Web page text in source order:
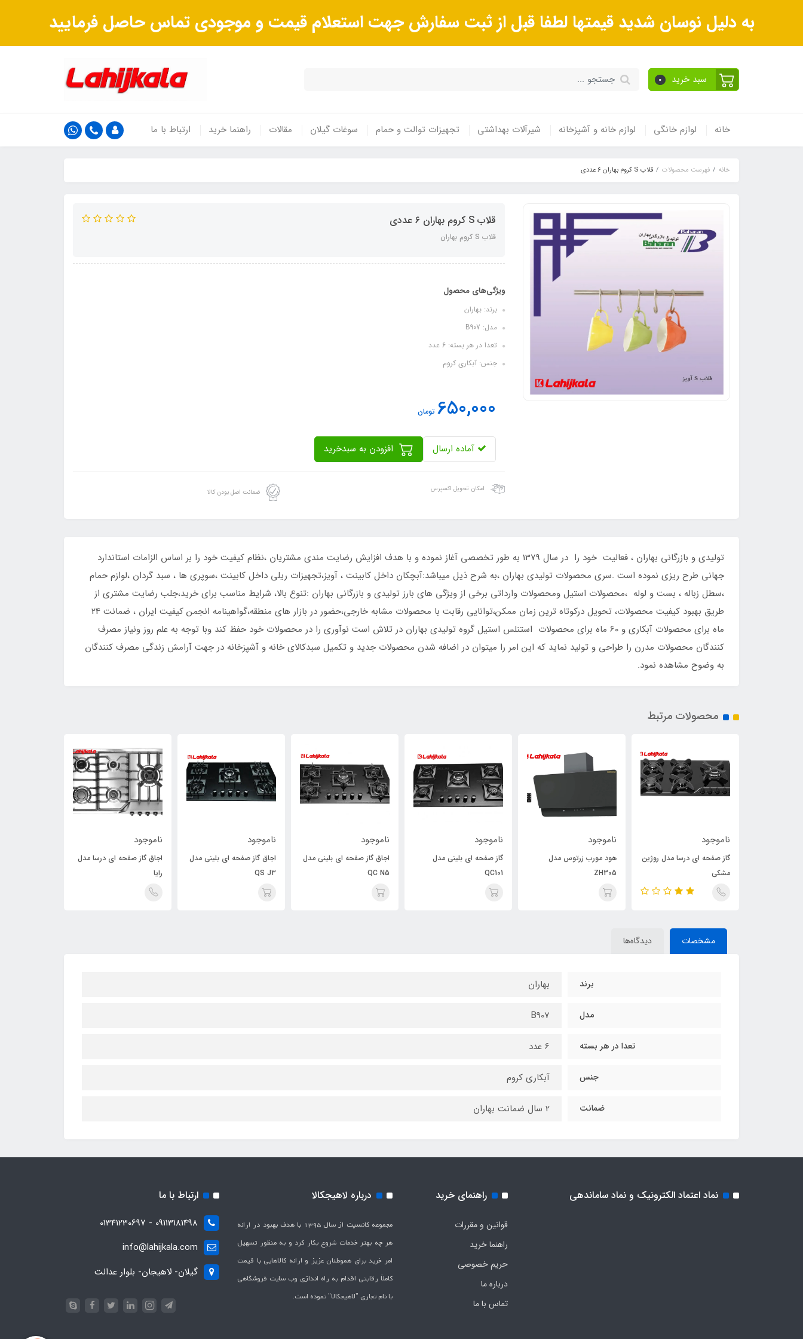
به دلیل نوسان شدید قیمتها لطفا قبل از ثبت سفارش جهت استعلام قیمت و موجودی تماس حاصل فرمایید
سبد خرید 0
خانه لوازم خانگی لوازم خانه و آشپزخانه شیرآلات بهداشتی تجهیزات توالت و حمام سوغات گیلان مقالات راهنما خرید ارتباط با ما
خانه فهرست محصولات قلاب S کروم بهاران 6 عددی
قلاب S کروم بهاران 6 عددی
قلاب S کروم بهاران
ویژگی‌های محصول
برند: بهاران
مدل: B907
تعدا در هر بسته: 6 عدد
جنس: آبکاری کروم
650,000تومان
آماده ارسال
امکان تحویل اکسپرس ضمانت اصل بودن کالا
تولیدی و بازرگانی بهاران ، فعالیت خود را در سال 1379 به طور تخصصی آغاز نموده و با هدف افزایش رضایت مندی مشتریان ،نظام کیفیت خود را بر اساس الزامات استاندارد
جهانی طرح ریزی نموده است .سری محصولات تولیدی بهاران ،به شرح ذیل میباشد:آبچکان داخل کابینت ، آویز،تجهیزات ریلی داخل کابینت ،سوپری ها ، سبد گردان ،لوازم حمام
،سطل زباله ، بست و لوله ،محصولات استیل ومحصولات وارداتی برخی از ویژگی های بارز تولیدی و بازرگانی بهاران :تنوع بالا، شرایط مناسب برای خرید،جلب رضایت مشتری از
طریق بهبود کیفیت محصولات، تحویل درکوتاه ترین زمان ممکن،توانایی رقابت با محصولات مشابه خارجی،حضور در بازار های منطقه،گواهینامه انجمن کیفیت ایران ، ضمانت 24
ماه برای محصولات آبکاری و 60 ماه برای محصولات استنلس استیل گروه تولیدی بهاران در تلاش است نوآوری را در محصولات خود حفظ کند وبا توجه به علم روز ونیاز مصرف
کنندگان محصولات مدرن را طراحی و تولید نماید که این امر را میتوان در اضافه شدن محصولات جدید و تکمیل سبدکالای خانه و آشپزخانه در جهت آرامش زندگی مصرف کنندگان
به وضوح مشاهده نمود.
محصولات مرتبط
ناموجود
گاز صفحه ای درسا مدل روژین
مشکی
ناموجود
هود مورب زرتوس مدل
ZH305
ناموجود
گاز صفحه ای بلینی مدل
QC101
ناموجود
اجاق گاز صفحه ای بلینی مدل
QC N5
ناموجود
اجاق گاز صفحه ای بلینی مدل
QS J3
ناموجود
اجاق گاز صفحه ای درسا مدل
رایا
مشخصات دیدگاه‌ها
برند بهاران
مدل B907
تعدا در هر بسته 6 عدد
جنس آبکاری کروم
ضمانت 2 سال ضمانت بهاران
نماد اعتماد الکترونیک و نماد ساماندهی راهنمای خرید
قوانین و مقررات
راهنما خرید
حریم خصوصی
درباره ما
تماس با ما
درباره لاهیجکالا
مجموعه کانسپت از سال 1395 با هدف بهبود در ارائه
هر چه بهتر خدمات شروع بکار کرد و به منظور تسهیل
امر خرید برای هموطنان عزیز و ارائه کالاهایی با قیمت
کاملاَ رقابتی اقدام به راه اندازی وب سایت فروشگاهی
با نام تجاری "لاهیج­کالا" نموده است.
ارتباط با ما
09113181498 - 01341230697
info@lahijkala.com
گیلان- لاهیجان- بلوار عدالت